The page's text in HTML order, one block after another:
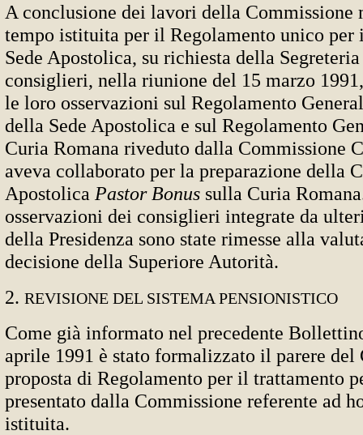
A conclusione dei lavori della Commissione
tempo istituita per il Regolamento unico per
Sede Apostolica, su richiesta della
consiglieri, nella riunione del 15 marzo 1991,
le loro osservazioni sul Regolamento
della Sede Apostolica e sul Regolamento
Curia Romana riveduto dalla Commissione
aveva collaborato per la preparazione della
Apostolica Pastor Bonus sulla Curia
osservazioni dei consiglieri integrate da
della Presidenza sono state rimesse alla
decisione della Superiore Autorità.
2. REVISIONE DEL SISTEMA PENSIONISTICO
Come già informato nel precedente
aprile 1991 è stato formalizzato il parere
proposta di Regolamento per il trattamento
presentato dalla Commissione referente ad
istituita.